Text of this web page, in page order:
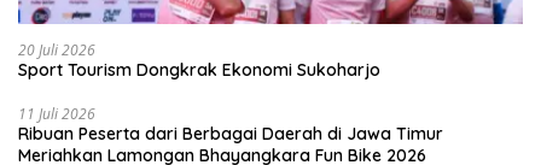
20 Juli 2026
Sport Tourism Dongkrak Ekonomi Sukoharjo
11 Juli 2026
Ribuan Peserta dari Berbagai Daerah di Jawa Timur
Meriahkan Lamongan Bhayangkara Fun Bike 2026